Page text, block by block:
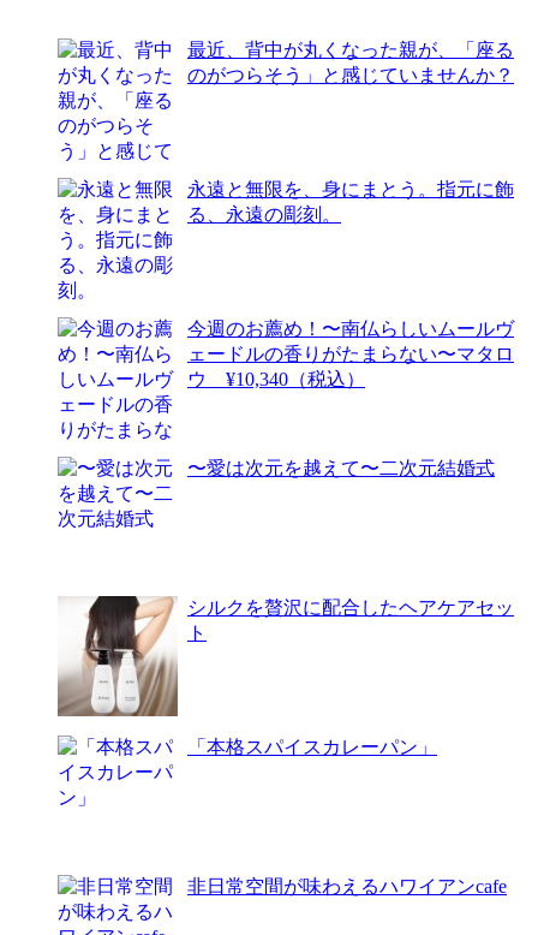
最近、背中が丸くなった親が、「座る
のがつらそう」と感じていませんか？
永遠と無限を、身にまとう。指元に飾
る、永遠の彫刻。
今週のお薦め！〜南仏らしいムールヴ
ェードルの香りがたまらない〜マタロ
ウ ¥10,340（税込）
〜愛は次元を越えて〜二次元結婚式
シルクを贅沢に配合したヘアケアセッ
ト
「本格スパイスカレーパン」
非日常空間が味わえるハワイアンcafe